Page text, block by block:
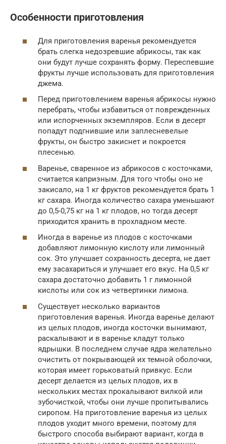
Особенности приготовления
Для приготовления варенья рекомендуется
брать слегка недозревшие абрикосы, так как
они будут лучше сохранять форму. Переспевшие
фрукты лучше использовать для приготовления
джема.
Перед приготовлением варенья абрикосы нужно
перебрать, чтобы избавиться от поврежденных
или испорченных экземпляров. Если в десерт
попадут подгнившие или заплесневелые
фрукты, он быстро закиснет и покроется
плесенью.
Варенье, сваренное из абрикосов с косточками,
считается капризным. Для того чтобы оно не
закисало, на 1 кг фруктов рекомендуется брать 1
кг сахара. Иногда количество сахара уменьшают
до 0,5-0,75 кг на 1 кг плодов, но тогда десерт
приходится хранить в прохладном месте.
Иногда в варенье из плодов с косточками
добавляют лимонную кислоту или лимонный
сок. Это улучшает сохранность десерта, не дает
ему засахариться и улучшает его вкус. На 0,5 кг
сахара достаточно добавить 1 г лимонной
кислоты или сок из четвертинки лимона.
Существует несколько вариантов
приготовления варенья. Иногда варенье делают
из целых плодов, иногда косточки вынимают,
раскалывают и в варенье кладут только
ядрышки. В последнем случае ядра желательно
очистить от покрывающей их темной оболочки,
которая имеет горьковатый привкус. Если
десерт делается из целых плодов, их в
нескольких местах прокалывают вилкой или
зубочисткой, чтобы они лучше пропитывались
сиропом. На приготовление варенья из целых
плодов уходит много времени, поэтому для
быстрого способа выбирают вариант, когда в